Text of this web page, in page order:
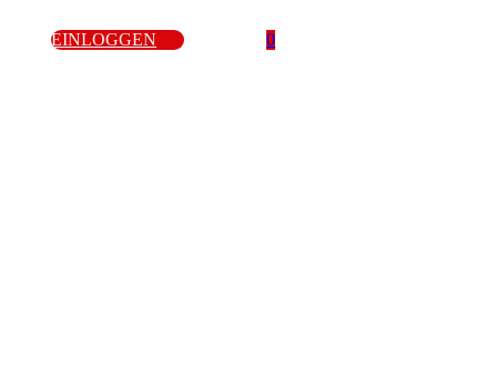
EINLOGGEN 0